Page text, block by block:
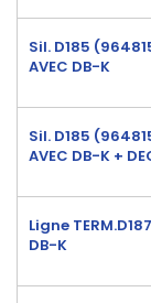
Sil. D185 (
AVEC DB-K
Sil. D185 (
AVEC DB-K +
Ligne
DB-K